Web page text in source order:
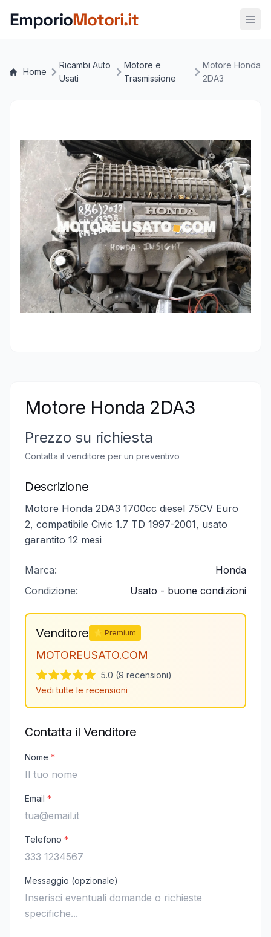
EmporioMotori.it
Home
Ricambi Auto
Usati
Motore e
Trasmissione
Motore Honda
2DA3
Motore Honda 2DA3
Prezzo su richiesta
Contatta il venditore per un preventivo
Descrizione
Motore Honda 2DA3 1700cc diesel 75CV Euro
2, compatibile Civic 1.7 TD 1997-2001, usato
garantito 12 mesi
Marca:
Honda
Condizione:
Usato - buone condizioni
Venditore ⭐ Premium
MOTOREUSATO.COM
5.0 (9 recensioni)
Vedi tutte le recensioni
Contatta il Venditore
Nome *
Email *
Telefono *
Messaggio (opzionale)